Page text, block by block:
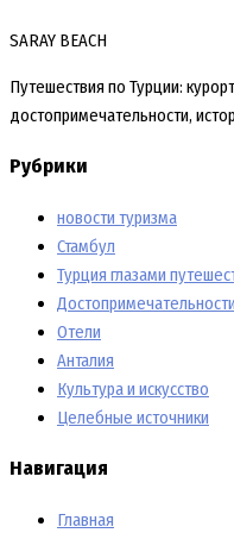
SARAY BEACH
Путешествия по Турции:
достопримечательности,
Рубрики
новости туризма
Стамбул
Турция глазами
Достопримечательности
Отели
Анталия
Культура и искусство
Целебные источники
Навигация
Главная